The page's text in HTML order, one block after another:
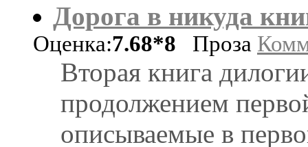
Дорога в никуда
Оценка:7.68*8 Проза
Вторая книга
продолжением
описываемые в